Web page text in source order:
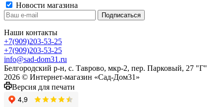
Новости магазина
Наши контакты
+7(909)203-53-25
+7(909)203-53-25
info@sad-dom31.ru
Белгородский р-н, с. Таврово, мкр-2, пер. Парковый, 27 "Г"
2026 © Интернет-магазин «Сад-Дом31»
Версия для печати